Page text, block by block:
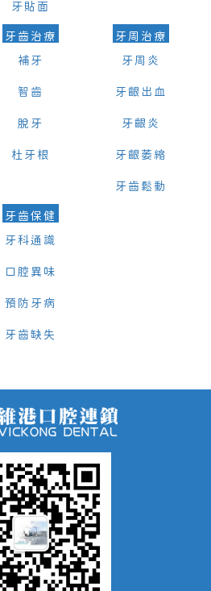
牙貼面
牙齒治療
補牙
智齒
脫牙
杜牙根
牙周治療
牙周炎
牙齦出血
牙齦炎
牙齦萎縮
牙齒鬆動
牙齒保健
牙科通識
口腔異味
預防牙病
牙齒缺失